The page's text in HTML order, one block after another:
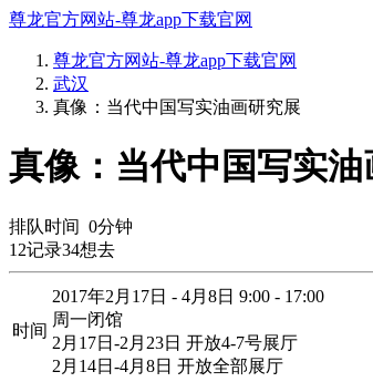
尊龙官方网站-尊龙app下载官网
尊龙官方网站-尊龙app下载官网
武汉
真像：当代中国写实油画研究展
真像：当代中国写实
排队时间 0分钟
12记录34想去
时间
2017年2月17日 - 4月8日 9:00 - 17:00
周一闭馆
2月17日-2月23日 开放4-7号展厅
2月14日-4月8日 开放全部展厅